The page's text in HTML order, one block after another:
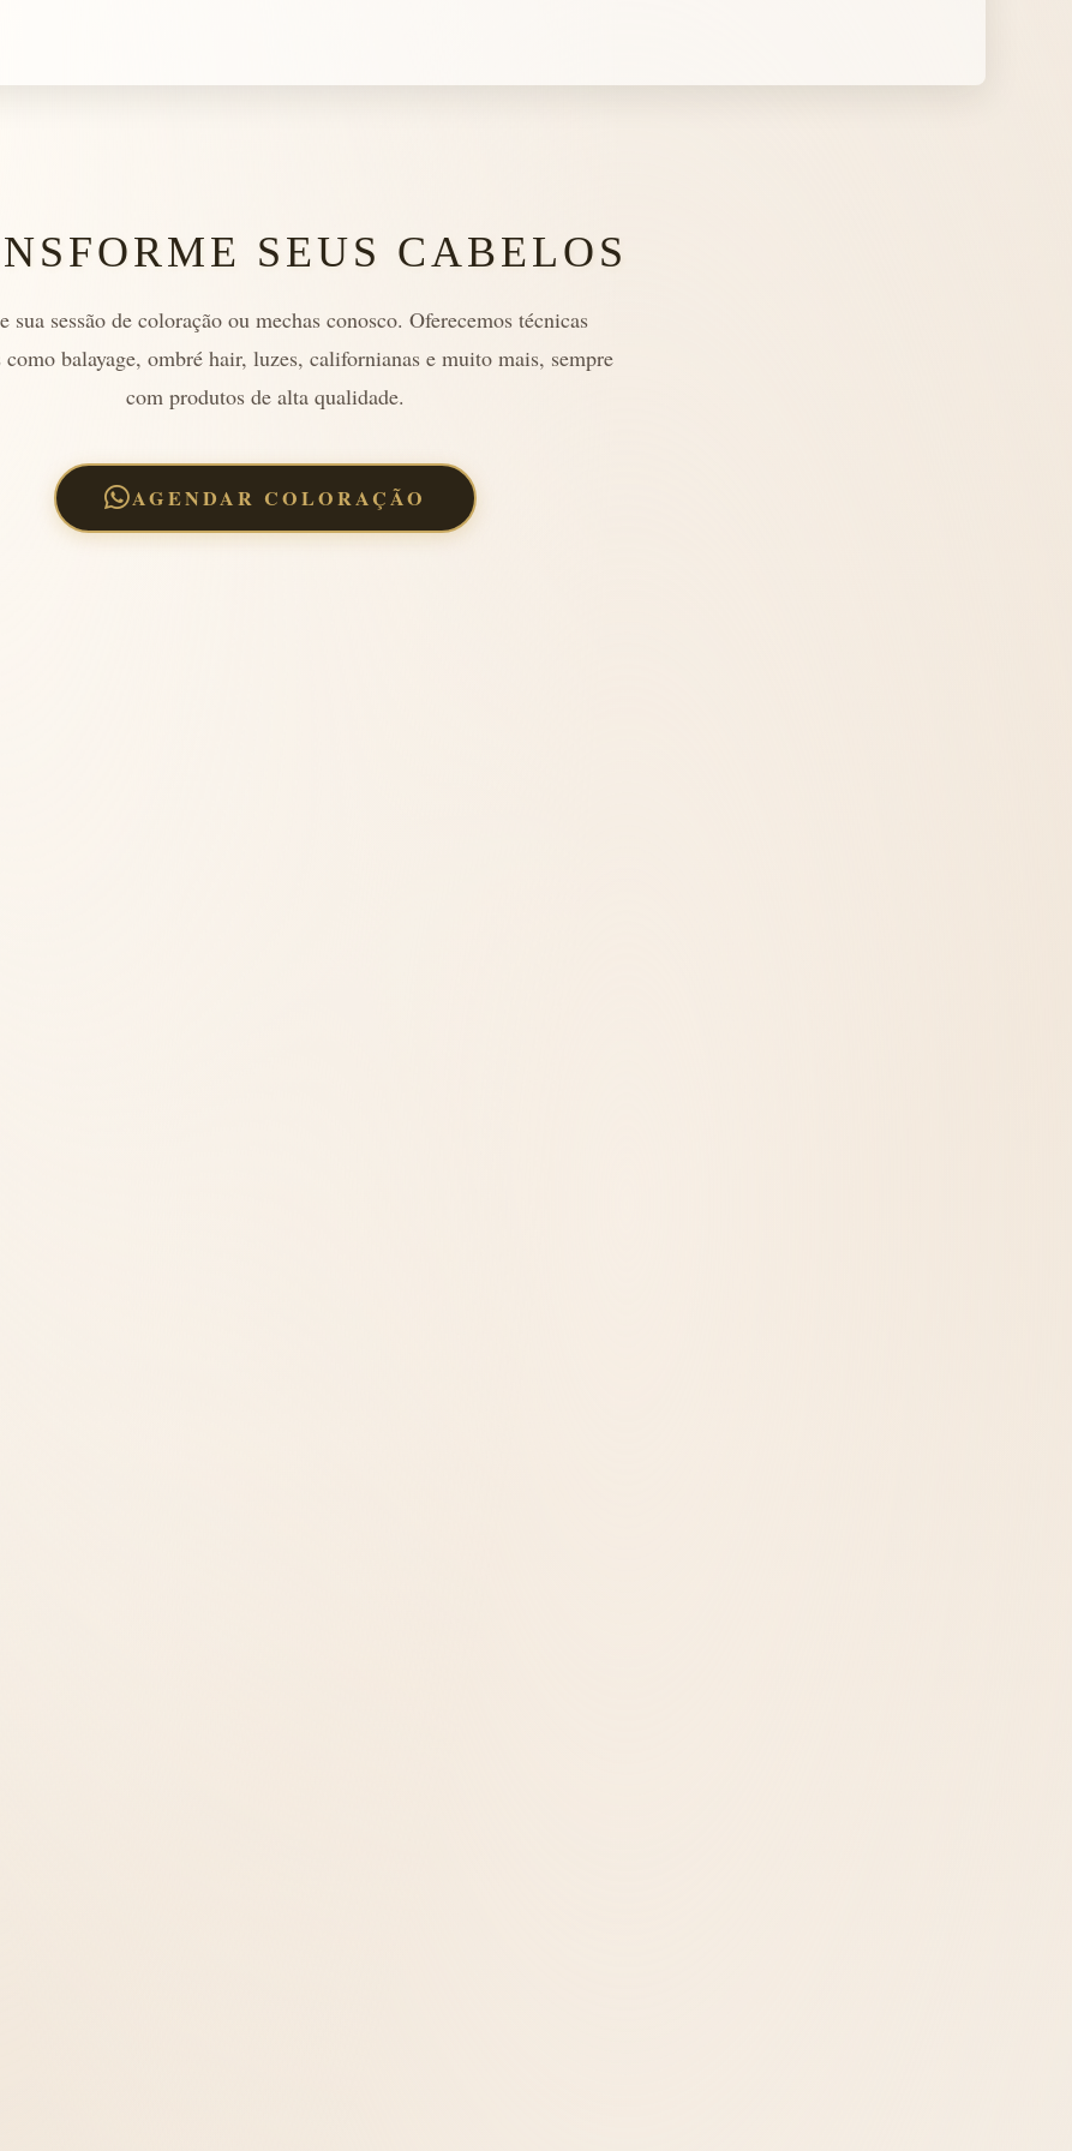
SEUS CABELOS
sua sessão de coloração ou mechas conosco. Oferecemos técnicas
como balayage, ombré hair, luzes, californianas e muito mais, sempre
com produtos de alta qualidade.
AGENDAR COLORAÇÃO